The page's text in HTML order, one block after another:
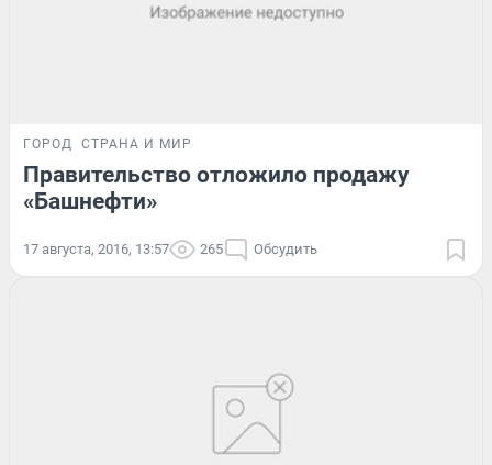
ГОРОД СТРАНА И МИР
Правительство отложило продажу
«Башнефти»
17 августа, 2016, 13:57 265 Обсудить